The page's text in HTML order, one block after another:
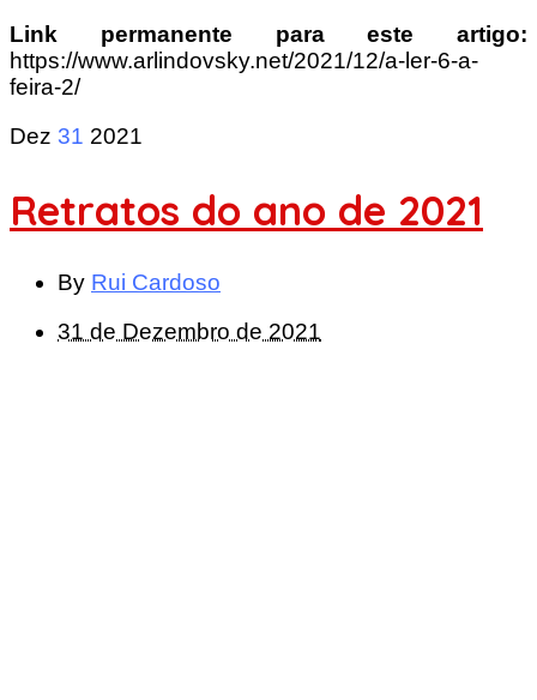
Link permanente para este artigo:
https://www.arlindovsky.net/2021/12/a-ler-6-a-
feira-2/
Dez 31 2021
Retratos do ano de 2021
By Rui Cardoso
31 de Dezembro de 2021